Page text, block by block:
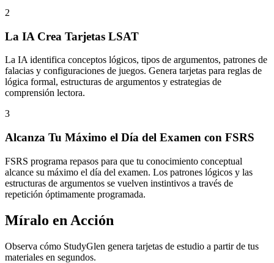
2
La IA Crea Tarjetas LSAT
La IA identifica conceptos lógicos, tipos de argumentos, patrones de
falacias y configuraciones de juegos. Genera tarjetas para reglas de
lógica formal, estructuras de argumentos y estrategias de
comprensión lectora.
3
Alcanza Tu Máximo el Día del Examen con FSRS
FSRS programa repasos para que tu conocimiento conceptual
alcance su máximo el día del examen. Los patrones lógicos y las
estructuras de argumentos se vuelven instintivos a través de
repetición óptimamente programada.
Míralo en Acción
Observa cómo StudyGlen genera tarjetas de estudio a partir de tus
materiales en segundos.